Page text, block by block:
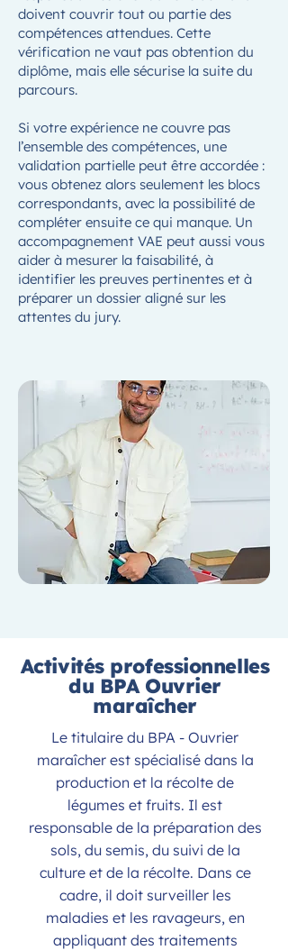
doivent couvrir tout ou partie des
compétences attendues. Cette
vérification ne vaut pas obtention du
diplôme, mais elle sécurise la suite du
parcours.
Si votre expérience ne couvre pas
l’ensemble des compétences, une
validation partielle peut être accordée :
vous obtenez alors seulement les blocs
correspondants, avec la possibilité de
compléter ensuite ce qui manque. Un
accompagnement VAE peut aussi vous
aider à mesurer la faisabilité, à
identifier les preuves pertinentes et à
préparer un dossier aligné sur les
attentes du jury.
Activités professionnelles
du BPA Ouvrier
maraîcher
Le titulaire du BPA - Ouvrier
maraîcher est spécialisé dans la
production et la récolte de
légumes et fruits. Il est
responsable de la préparation des
sols, du semis, du suivi de la
culture et de la récolte. Dans ce
cadre, il doit surveiller les
maladies et les ravageurs, en
appliquant des traitements